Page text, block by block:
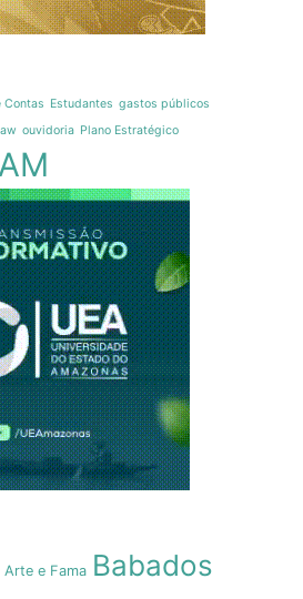
Contas Estudantes gastos públicos
ouvidoria Plano Estratégico
Arte e Fama Babados